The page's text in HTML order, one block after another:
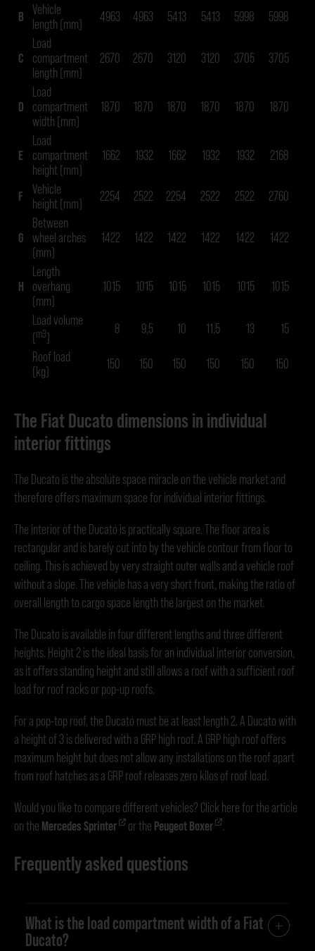
B
Vehicle
length (mm)
4963 4963 5413 5413 5998 5998
C
Load
compartment
length (mm)
2670 2670 3120 3120 3705 3705
D
Load
compartment
width (mm)
1870 1870 1870 1870 1870 1870
E
Load
compartment
height (mm)
1662 1932 1662 1932 1932 2168
F
Vehicle
height (mm)
2254 2522 2254 2522 2522 2760
G
Between
wheel arches
(mm)
1422 1422 1422 1422 1422 1422
H
Length
overhang
(mm)
1015 1015 1015 1015 1015 1015
Load volume
(m3)
8 9,5 10 11,5 13 15
Roof load
(kg)
150 150 150 150 150 150
The Fiat Ducato dimensions in individual
interior fittings
The Ducato is the absolute space miracle on the vehicle market and
therefore offers maximum space for individual interior fittings.
The interior of the Ducato is practically square. The floor area is
rectangular and is barely cut into by the vehicle contour from floor to
ceiling. This is achieved by very straight outer walls and a vehicle roof
without a slope. The vehicle has a very short front, making the ratio of
overall length to cargo space length the largest on the market.
The Ducato is available in four different lengths and three different
heights. Height 2 is the ideal basis for an individual interior conversion,
as it offers standing height and still allows a roof with a sufficient roof
load for roof racks or pop-up roofs.
For a pop-top roof, the Ducato must be at least length 2. A Ducato with
a height of 3 is delivered with a GRP high roof. A GRP high roof offers
maximum height but does not allow any installations on the roof apart
from roof hatches as a GRP roof releases zero kilos of roof load.
Would you like to compare different vehicles? Click here for the article
on the Mercedes Sprinter or the Peugeot Boxer .
Frequently asked questions
What is the load compartment width of a Fiat
Ducato?